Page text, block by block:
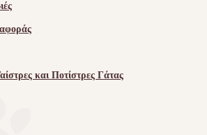
και Ποτίστρες Γάτας